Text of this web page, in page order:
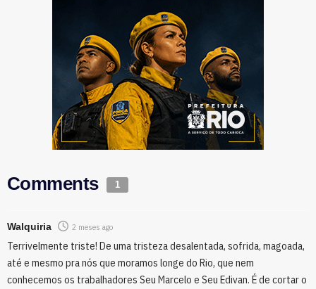
Comments 1
Walquiria 2 meses ago
Terrivelmente triste! De uma tristeza desalentada, sofrida, magoada,
até e mesmo pra nós que moramos longe do Rio, que nem
conhecemos os trabalhadores Seu Marcelo e Seu Edivan. É de cortar o